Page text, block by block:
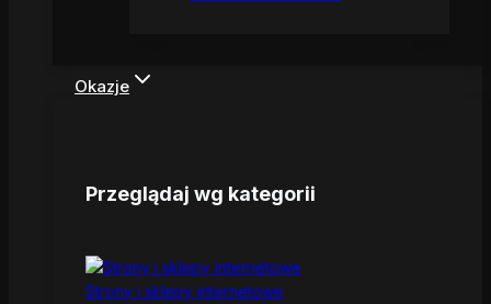
Okazje
Przeglądaj wg kategorii
Strony i sklepy internetowe